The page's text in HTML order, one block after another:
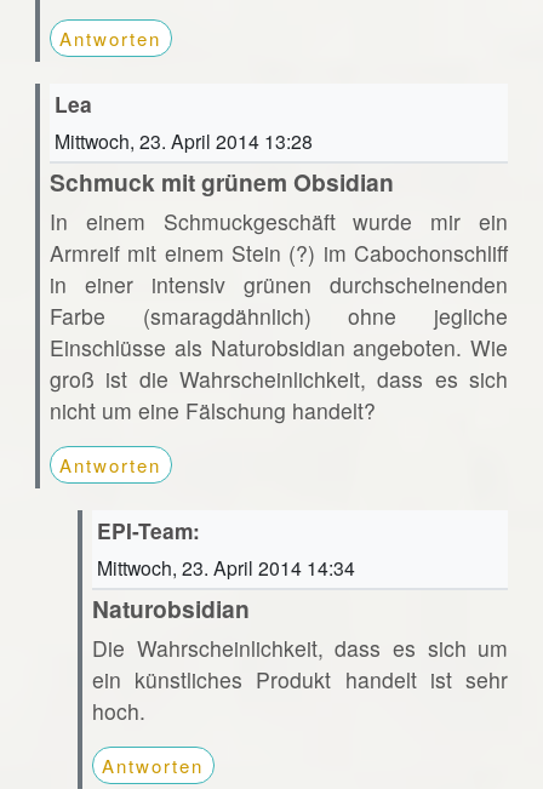
Antworten
Lea
Mittwoch, 23. April 2014 13:28
Schmuck mit grünem Obsidian
In einem Schmuckgeschäft wurde mir ein
Armreif mit einem Stein (?) im Cabochonschliff
in einer intensiv grünen durchscheinenden
Farbe (smaragdähnlich) ohne jegliche
Einschlüsse als Naturobsidian angeboten. Wie
groß ist die Wahrscheinlichkeit, dass es sich
nicht um eine Fälschung handelt?
Antworten
EPI-Team:
Mittwoch, 23. April 2014 14:34
Naturobsidian
Die Wahrscheinlichkeit, dass es sich um
ein künstliches Produkt handelt ist sehr
hoch.
Antworten